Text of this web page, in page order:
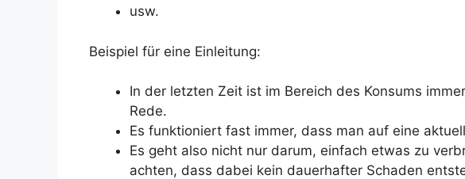
usw.
Beispiel für eine Einleitung:
In der letzten Zeit ist im Bereich des Konsums
Rede.
Es funktioniert fast immer, dass man auf eine
Es geht also nicht nur darum, einfach etwas zu
achten, dass dabei kein dauerhafter Schaden